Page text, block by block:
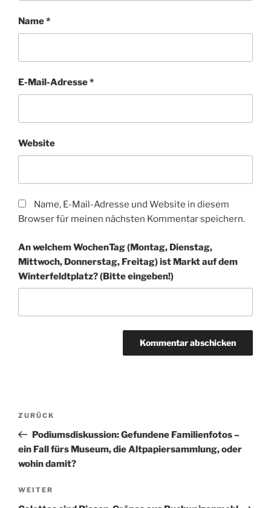
Name*
E-Mail-Adresse*
Website
Name, E-Mail-Adresse und Website in diesem
Browser für meinen nächsten Kommentar speichern.
An welchem WochenTag (Montag, Dienstag,
Mittwoch, Donnerstag, Freitag) ist Markt auf dem
Winter­feldt­platz? (Bitte eingeben!)
e
r
n
a
i
Beitragsnavigation
Vorheriger
Beitrag
ZURÜCK
Podiumsdiskussion: Gefundene Familienfotos –
ein Fall fürs Museum, die Altpapiersammlung, oder
wohin damit?
Nächster
Beitrag
WEITER